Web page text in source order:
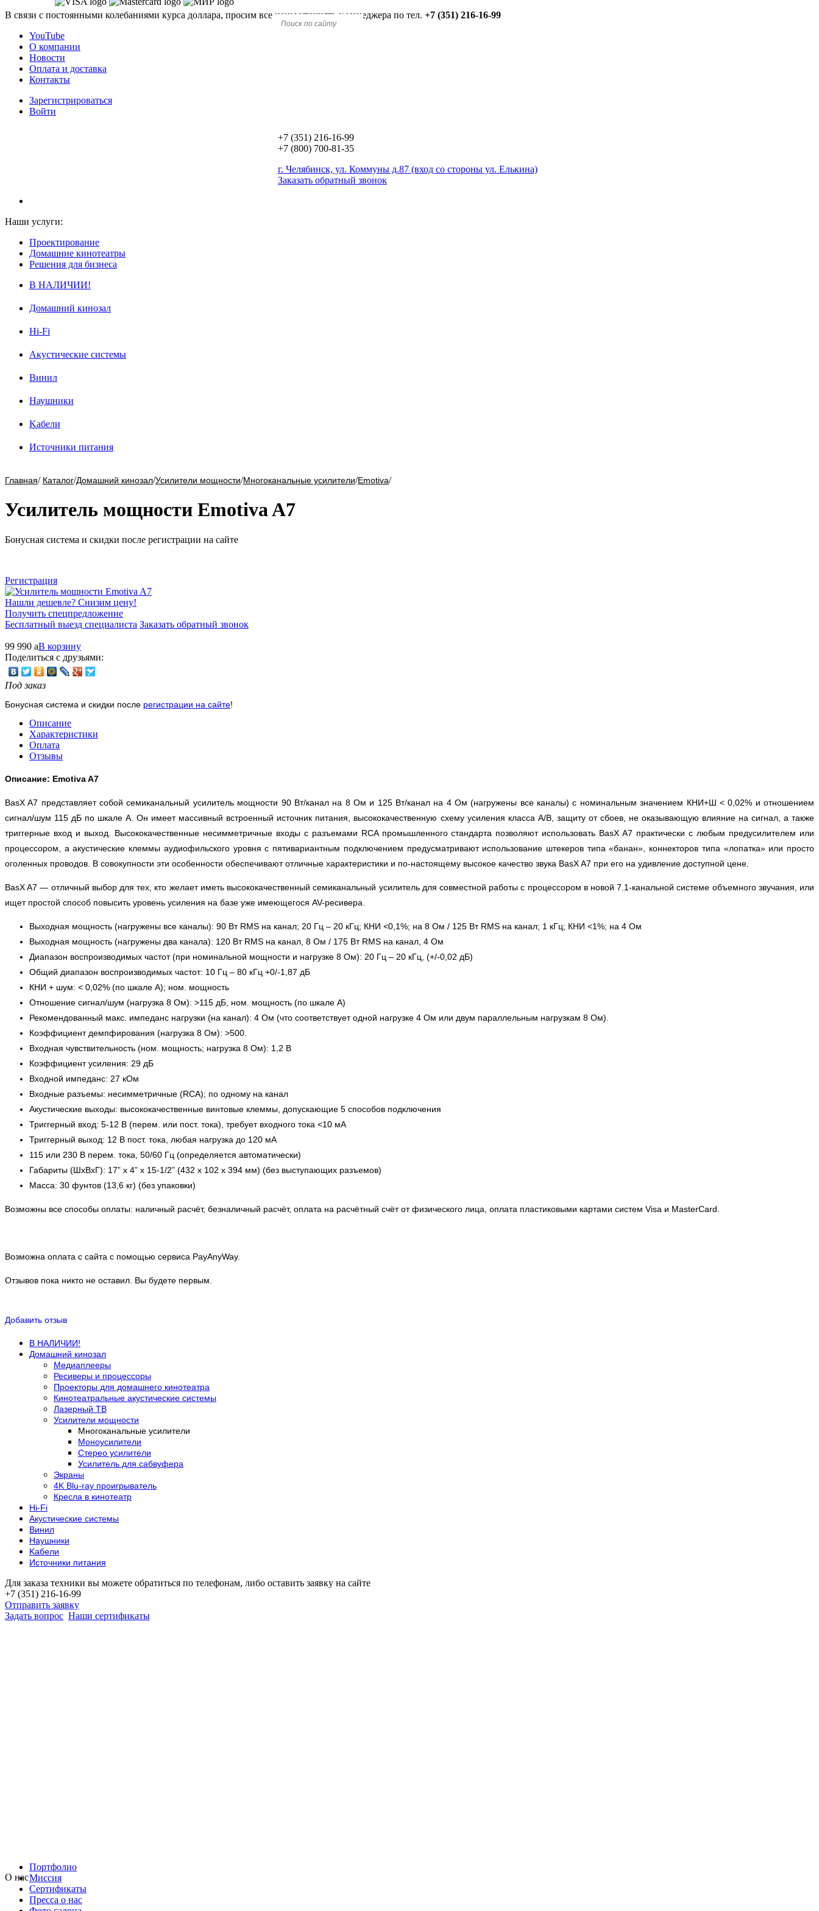
В связи с постоянными колебаниями курса доллара, просим все цены уточнять у менеджера по тел. +7 (351) 216-16-99
YouTube
О компании
Новости
Оплата и доставка
Контакты
Зарегистрироваться
Войти
+7 (351) 216-16-99
+7 (800) 700-81-35
г. Челябинск, ул. Коммуны д.87 (вход со стороны ул. Елькина)
Заказать обратный звонок
Наши услуги:
Проектирование
Домашние кинотеатры
Решения для бизнеса
В НАЛИЧИИ!
Домашний кинозал
Hi-Fi
Акустические системы
Винил
Наушники
Kабели
Источники питания
Главная/ Каталог/Домашний кинозал/Усилители мощности/Многоканальные усилители/Emotiva/
Усилитель мощности Emotiva A7
Бонусная система и скидки после регистрации на сайте
Регистрация
Нашли дешевле? Снизим цену!
Получить спецпредложение
Бесплатный выезд специалиста Заказать обратный звонок
99 990 aВ корзину
Поделиться с друзьями:
Под заказ
Бонусная система и скидки после регистрации на сайте!
Описание
Характеристики
Оплата
Отзывы
Описание: Emotiva A7
BasX A7 представляет собой семиканальный усилитель мощности 90 Вт/канал на 8 Ом и 125 Вт/канал на 4 Ом (нагружены все каналы) с номинальным значением КНИ+Ш < 0,02% и отношением
сигнал/шум 115 дБ по шкале А. Он имеет массивный встроенный источник питания, высококачественную схему усиления класса A/B, защиту от сбоев, не оказывающую влияние на сигнал, а также
триггерные вход и выход. Высококачественные несимметричные входы с разъемами RCA промышленного стандарта позволяют использовать BasX A7 практически с любым предусилителем или
процессором, а акустические клеммы аудиофильского уровня с пятивариантным подключением предусматривают использование штекеров типа «банан», коннекторов типа «лопатка» или просто
оголенных проводов. В совокупности эти особенности обеспечивают отличные характеристики и по-настоящему высокое качество звука BasX A7 при его на удивление доступной цене.
BasX A7 — отличный выбор для тех, кто желает иметь высококачественный семиканальный усилитель для совместной работы с процессором в новой 7.1-канальной системе объемного звучания, или
ищет простой способ повысить уровень усиления на базе уже имеющегося AV-ресивера.
Выходная мощность (нагружены все каналы): 90 Вт RMS на канал; 20 Гц – 20 кГц; КНИ <0,1%; на 8 Ом / 125 Вт RMS на канал; 1 кГц; КНИ <1%; на 4 Ом
Выходная мощность (нагружены два канала): 120 Вт RMS на канал, 8 Ом / 175 Вт RMS на канал, 4 Ом
Диапазон воспроизводимых частот (при номинальной мощности и нагрузке 8 Ом): 20 Гц – 20 кГц, (+/-0,02 дБ)
Общий диапазон воспроизводимых частот: 10 Гц – 80 кГц +0/-1,87 дБ
КНИ + шум: < 0,02% (по шкале А); ном. мощность
Отношение сигнал/шум (нагрузка 8 Ом): >115 дБ, ном. мощность (по шкале А)
Рекомендованный макс. импеданс нагрузки (на канал): 4 Ом (что соответствует одной нагрузке 4 Ом или двум параллельным нагрузкам 8 Ом).
Коэффициент демпфирования (нагрузка 8 Ом): >500.
Входная чувствительность (ном. мощность; нагрузка 8 Ом): 1,2 В
Коэффициент усиления: 29 дБ
Входной импеданс: 27 кОм
Входные разъемы: несимметричные (RCA); по одному на канал
Акустические выходы: высококачественные винтовые клеммы, допускающие 5 способов подключения
Триггерный вход: 5-12 В (перем. или пост. тока), требует входного тока <10 мА
Триггерный выход: 12 В пост. тока, любая нагрузка до 120 мА
115 или 230 В перем. тока, 50/60 Гц (определяется автоматически)
Габариты (ШхВхГ): 17” x 4” х 15-1/2” (432 х 102 х 394 мм) (без выступающих разъемов)
Масса: 30 фунтов (13,6 кг) (без упаковки)
Возможны все способы оплаты: наличный расчёт, безналичный расчёт, оплата на расчётный счёт от физического лица, оплата пластиковыми картами систем Visa и MasterCard.
Возможна оплата с сайта с помощью сервиса PayAnyWay.
Отзывов пока никто не оставил. Вы будете первым.
Добавить отзыв
В НАЛИЧИИ!
Домашний кинозал
Медиаплееры
Ресиверы и процессоры
Проекторы для домашнего кинотеатра
Кинотеатральные акустические системы
Лазерный ТВ
Усилители мощности
Многоканальные усилители
Моноусилители
Стерео усилители
Усилитель для сабвуфера
Экраны
4K Blu-ray проигрыватель
Кресла в кинотеатр
Hi-Fi
Акустические системы
Винил
Наушники
Kабели
Источники питания
Для заказа техники вы можете обратиться по телефонам, либо оставить заявку на сайте
+7 (351) 216-16-99
Отправить заявку
Задать вопрос Наши сертификаты
О нас
Портфолио
Миссия
Сертификаты
Пресса о нас